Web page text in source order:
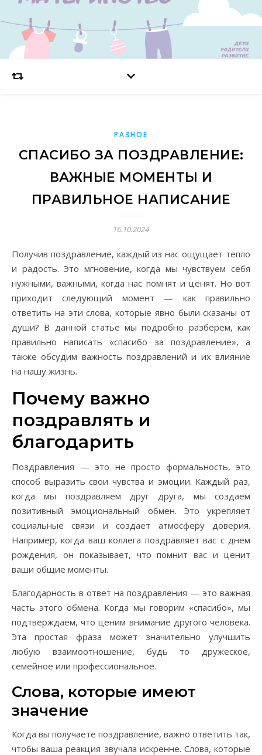
РАЗНОЕ
СПАСИБО ЗА ПОЗДРАВЛЕНИЕ:
ВАЖНЫЕ МОМЕНТЫ И
ПРАВИЛЬНОЕ НАПИСАНИЕ
16.10.2024
Получив поздравление, каждый из нас ощущает тепло
и радость. Это мгновение, когда мы чувствуем себя
нужными, важными, когда нас помнят и ценят. Но вот
приходит следующий момент — как правильно
ответить на эти слова, которые явно были сказаны от
души? В данной статье мы подробно разберем, как
правильно написать «спасибо за поздравление», а
также обсудим важность поздравлений и их влияние
на нашу жизнь.
Почему важно
поздравлять и
благодарить
Поздравления — это не просто формальность, это
способ выразить свои чувства и эмоции. Каждый раз,
когда мы поздравляем друг друга, мы создаем
позитивный эмоциональный обмен. Это укрепляет
социальные связи и создает атмосферу доверия.
Например, когда ваш коллега поздравляет вас с днем
рождения, он показывает, что помнит вас и ценит
ваши общие моменты.
Благодарность в ответ на поздравления — это важная
часть этого обмена. Когда мы говорим «спасибо», мы
подтверждаем, что ценим внимание другого человека.
Эта простая фраза может значительно улучшить
любую взаимоотношение, будь то дружеское,
семейное или профессиональное.
Слова, которые имеют
значение
Когда вы получаете поздравление, важно ответить так,
чтобы ваша реакция звучала искренне. Слова, которые